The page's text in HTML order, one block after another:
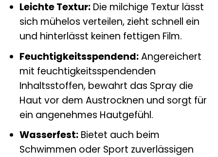
Leichte Textur:Die milchige Textur lässt
sich mühelos verteilen, zieht schnell ein
und hinterlässt keinen fettigen Film.
Feuchtigkeitsspendend:Angereichert
mit feuchtigkeitsspendenden
Inhaltsstoffen, bewahrt das Spray die
Haut vor dem Austrocknen und sorgt für
ein angenehmes Hautgefühl.
Wasserfest:Bietet auch beim
Schwimmen oder Sport zuverlässigen